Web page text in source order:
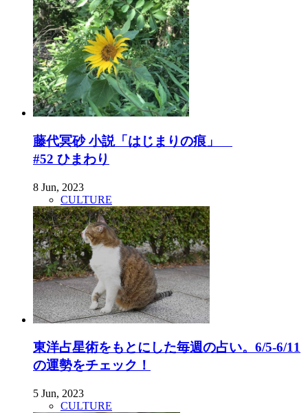
藤代冥砂 小説「はじまりの痕」
#52 ひまわり
8 Jun, 2023
CULTURE
東洋占星術をもとにした毎週の占い。6/5-6/11
の運勢をチェック！
5 Jun, 2023
CULTURE